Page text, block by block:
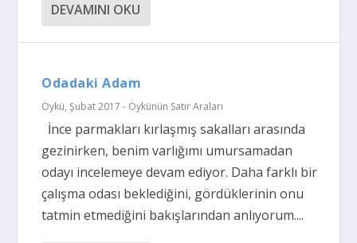
DEVAMINI OKU
Odadaki Adam
Öykü,Şubat 2017 - Öykünün Satır Araları
İnce parmakları kırlaşmış sakalları arasında
gezinirken, benim varlığımı umursamadan
odayı incelemeye devam ediyor. Daha farklı bir
çalışma odası beklediğini, gördüklerinin onu
tatmin etmediğini bakışlarından anlıyorum....